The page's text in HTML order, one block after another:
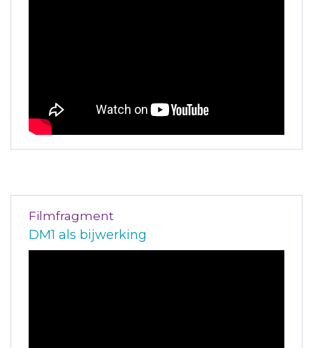
Filmfragment
DM1 als bijwerking